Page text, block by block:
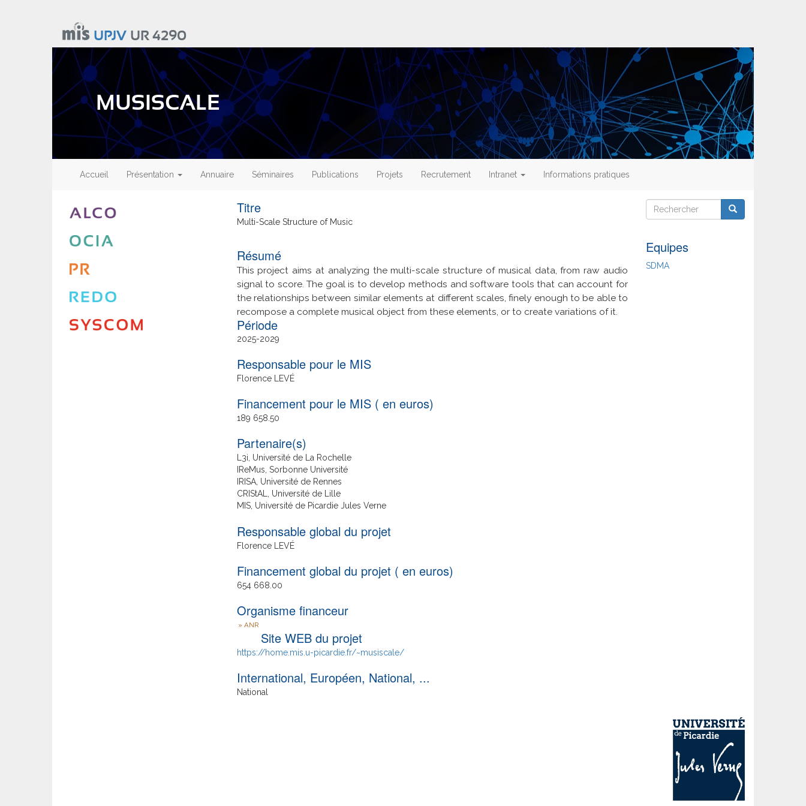
UPJVUR 4290
MUSISCALE
Main
navigation
Accueil Présentation Annuaire Séminaires Publications Projets Recrutement Intranet Informations pratiques
Titre
Multi-Scale Structure of Music
Résumé
This project aims at analyzing the multi-scale structure of musical data, from raw audio
signal to score. The goal is to develop methods and software tools that can account for
the relationships between similar elements at different scales, finely enough to be able to
recompose a complete musical object from these elements, or to create variations of it.
2025
Date
de
fin
2029
Responsable pour le MIS
Florence LEVÉ
Financement pour le MIS ( en euros)
189 658.50
Partenaire(s)
L3i, Université de La Rochelle
IReMus, Sorbonne Université
IRISA, Université de Rennes
CRIStAL, Université de Lille
MIS, Université de Picardie Jules Verne
Responsable global du projet
Florence LEVÉ
Financement global du projet ( en euros)
654 668.00
Organisme financeur
ANR
Site WEB du projet
https://home.mis.u-picardie.fr/~musiscale/
International, Européen, National, ...
National
Rechercher
Rechercher Rechercher
Equipes
SDMA